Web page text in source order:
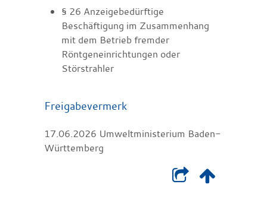
§ 26 Anzeigebedürftige
Beschäftigung im Zusammenhang
mit dem Betrieb fremder
Röntgeneinrichtungen oder
Störstrahler
Freigabevermerk
17.06.2026 Umweltministerium Baden-
Württemberg